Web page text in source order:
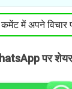
में अपने विचार
पर